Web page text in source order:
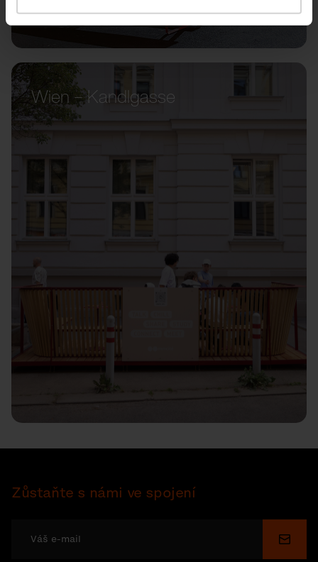
Wien – Kandlgasse
Zůstaňte s námi ve spojení